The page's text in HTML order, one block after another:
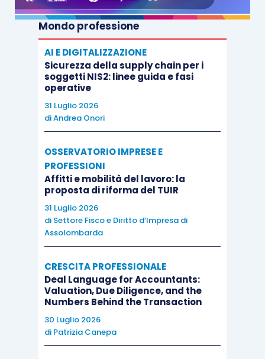
Mondo professione
AI E DIGITALIZZAZIONE
Sicurezza della supply chain per i
soggetti NIS2: linee guida e fasi
operative
31 Luglio 2026
diAndrea Onori
OSSERVATORIO IMPRESE E
PROFESSIONI
Affitti e mobilità del lavoro: la
proposta di riforma del TUIR
31 Luglio 2026
di Settore Fisco e Diritto d’Impresa di
Assolombarda
CRESCITA PROFESSIONALE
Deal Language for Accountants:
Valuation, Due Diligence, and the
Numbers Behind the Transaction
30 Luglio 2026
di Patrizia Canepa